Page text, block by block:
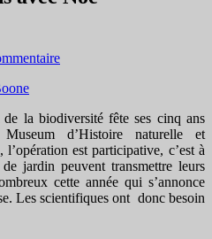
la biodiversité fête ses cinq ans
d’Histoire naturelle et
est participative, c’est à
jardin peuvent transmettre leurs
cette année qui s’annonce
Les scientifiques ont donc besoin